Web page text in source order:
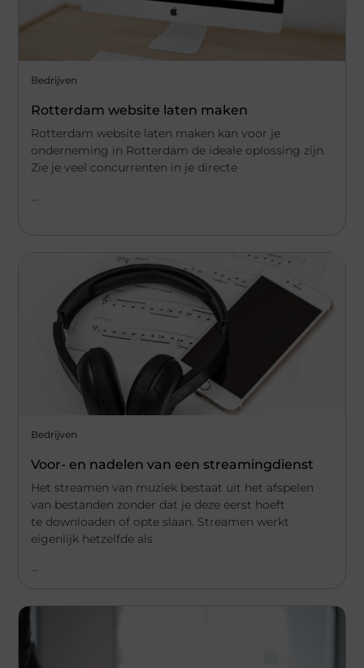
Bedrijven
Rotterdam website laten maken
Rotterdam website laten maken kan voor je
onderneming in Rotterdam de ideale oplossing zijn.
Zie je veel concurrenten in je directe
Bedrijven
Voor- en nadelen van een streamingdienst
Het streamen van muziek bestaat uit het afspelen
van bestanden zonder dat je deze eerst hoeft
te downloaden of opte slaan. Streamen werkt
eigenlijk hetzelfde als
...